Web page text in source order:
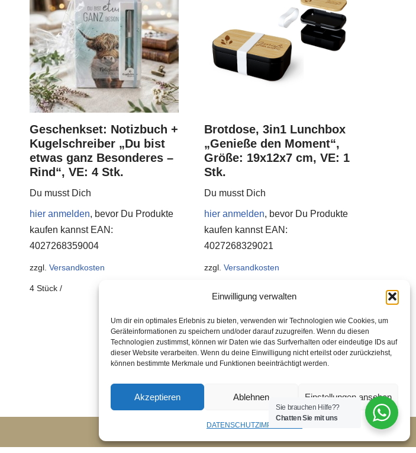
Einwilligung verwalten
Um dir ein optimales Erlebnis zu bieten, verwenden wir Technologien wie Cookies, um
Geräteinformationen zu speichern und/oder darauf zuzugreifen. Wenn du diesen
Technologien zustimmst, können wir Daten wie das Surfverhalten oder eindeutige IDs auf
dieser Website verarbeiten. Wenn du deine Einwilligung nicht erteilst oder zurückziehst,
können bestimmte Merkmale und Funktionen beeinträchtigt werden.
Akzeptieren Ablehnen Einstellungen ansehen
DATENSCHUTZIMPRESSUM
Geschenkset: Notizbuch +
Kugelschreiber „Du bist
etwas ganz Besonderes –
Rind“, VE: 4 Stk.
Du musst Dich
hier anmelden, bevor Du Produkte
kaufen kannst EAN:
4027268359004
zzgl.Versandkosten
4Stück /
Brotdose, 3in1 Lunchbox
„Genieße den Moment“,
Größe: 19x12x7 cm, VE: 1
Stk.
Du musst Dich
hier anmelden, bevor Du Produkte
kaufen kannst EAN:
4027268329021
zzgl.Versandkosten
Sie brauchen Hilfe??
Chatten Sie mit uns